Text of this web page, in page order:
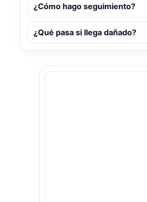
¿Cómo hago seguimiento?
¿Qué pasa si llega dañado?